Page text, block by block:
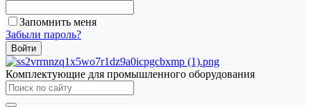
Запомнить меня
Забыли пароль?
Комплектующие для промышленного оборудования